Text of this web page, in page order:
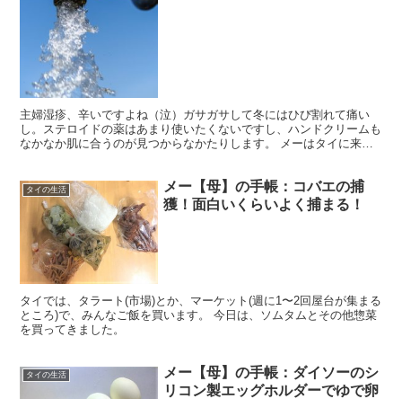
主婦湿疹、辛いですよね（泣）ガサガサして冬にはひび割れて痛い
し。ステロイドの薬はあまり使いたくないですし、ハンドクリームも
なかなか肌に合うのが見つからなかたりします。 メーはタイに来て
タイの生活
メー【母】の手帳：コバエの捕
獲！面白いくらいよく捕まる！
タイでは、タラート(市場)とか、マーケット(週に1〜2回屋台が集まる
ところ)で、みんなご飯を買います。 今日は、ソムタムとその他惣菜
を買ってきました。
タイの生活
メー【母】の手帳：ダイソーのシ
リコン製エッグホルダーでゆで卵